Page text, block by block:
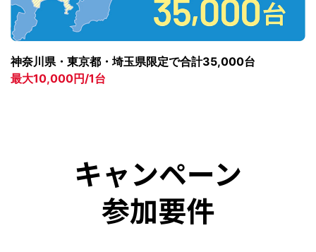
神奈川県・東京都・埼玉県限定で合計35,000台
最大10,000円/1台
キャンペーン
参加要件